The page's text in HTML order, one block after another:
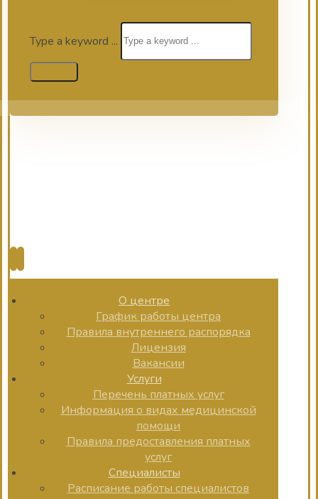
Type a keyword ...
О центре
График работы центра
Правила внутреннего распорядка
Лицензия
Вакансии
Услуги
Перечень платных услуг
Информация о видах медицинской
помощи
Правила предоставления платных
услуг
Специалисты
Расписание работы специалистов